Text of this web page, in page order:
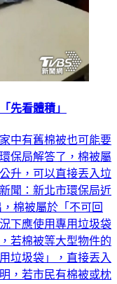
先看體積」
中有舊棉被也可能要
保局解答了，棉被屬
升，可以直接丟入垃
聞：新北市環保局近
棉被屬於「不可回
下應使用專用垃圾袋
若棉被等大型物件的
垃圾袋」，直接丟入
，若市民有棉被或枕